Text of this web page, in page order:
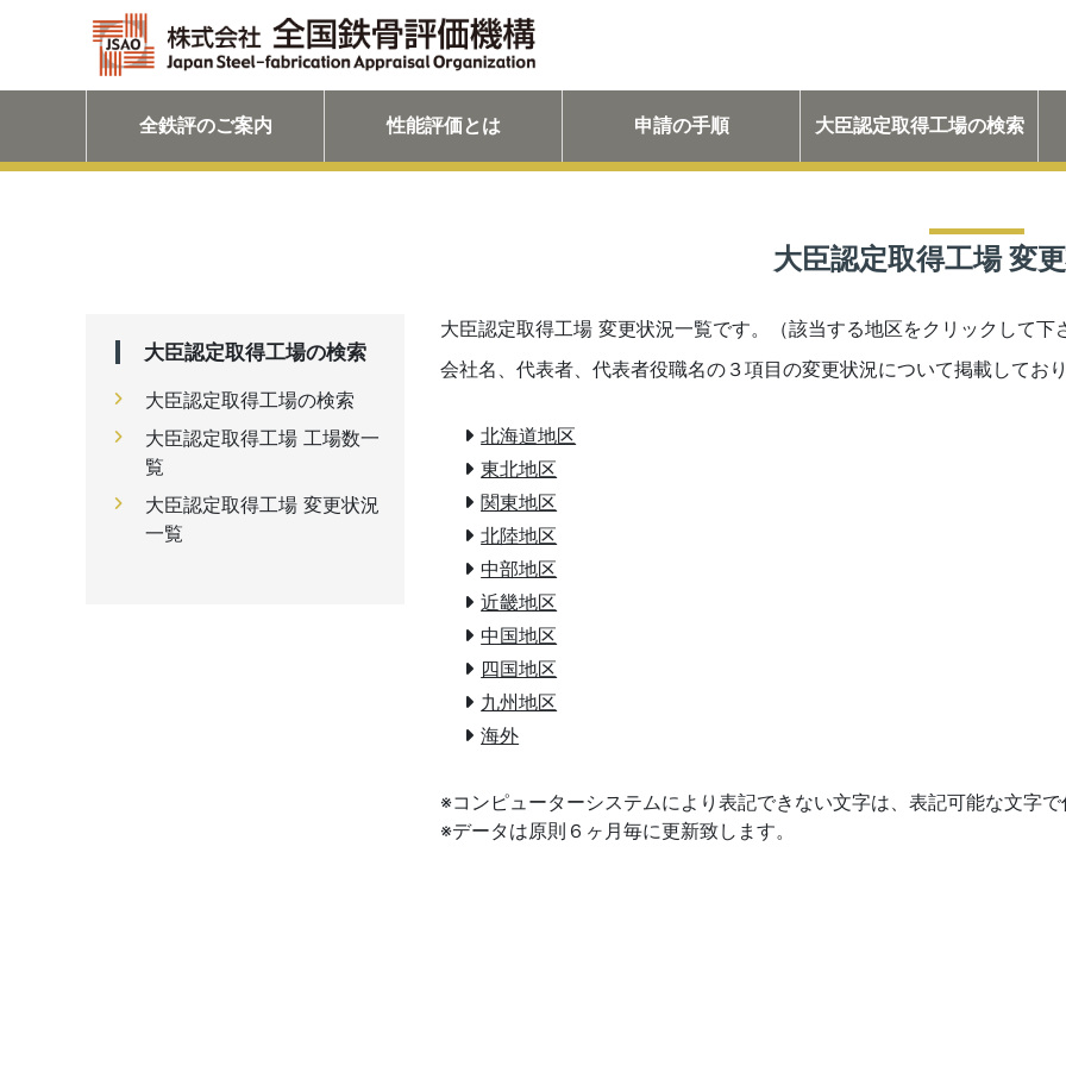
全鉄評のご案内 性能評価とは 申請の手順 大臣認定取得工場の検索
大臣認定取得工場の検索
大臣認定取得工場の検索
大臣認定取得工場 工場数一
覧
大臣認定取得工場 変更状況
一覧
大臣認定取得工場 変
大臣認定取得工場 変更状況一覧です。（該当する地区をクリックして下
会社名、代表者、代表者役職名の３項目の変更状況について掲載しており
北海道地区
東北地区
関東地区
北陸地区
中部地区
近畿地区
中国地区
四国地区
九州地区
海外
※コンピューターシステムにより表記できない文字は、表記可能な文字で
※データは原則６ヶ月毎に更新致します。